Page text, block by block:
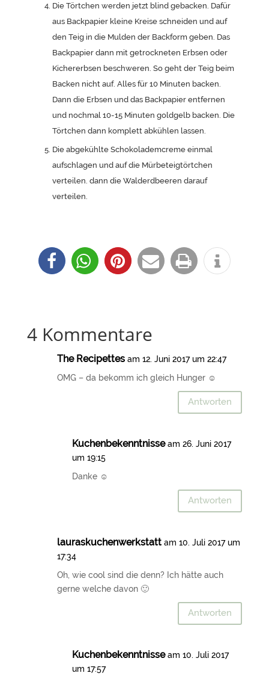
Die Törtchen werden jetzt blind gebacken. Dafür
aus Backpapier kleine Kreise schneiden und auf
den Teig in die Mulden der Backform geben. Das
Backpapier dann mit getrockneten Erbsen oder
Kichererbsen beschweren. So geht der Teig beim
Backen nicht auf. Alles für 10 Minuten backen.
Dann die Erbsen und das Backpapier entfernen
und nochmal 10-15 Minuten goldgelb backen. Die
Törtchen dann komplett abkühlen lassen.
Die abgekühlte Schokolademcreme einmal
aufschlagen und auf die Mürbeteigtörtchen
verteilen. dann die Walderdbeeren darauf
verteilen.
4 Kommentare
The Recipettes am 12. Juni 2017 um 22:47
OMG – da bekomm ich gleich Hunger ☺️
Antworten
Kuchenbekenntnisse am 26. Juni 2017
um 19:15
Danke ☺
Antworten
lauraskuchenwerkstatt am 10. Juli 2017 um
17:34
Oh, wie cool sind die denn? Ich hätte auch
gerne welche davon 🙂
Antworten
Kuchenbekenntnisse am 10. Juli 2017
um 17:57